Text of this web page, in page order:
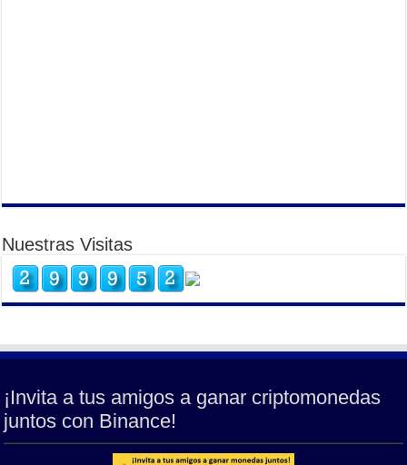
Nuestras Visitas
¡Invita a tus amigos a ganar criptomonedas
juntos con Binance!